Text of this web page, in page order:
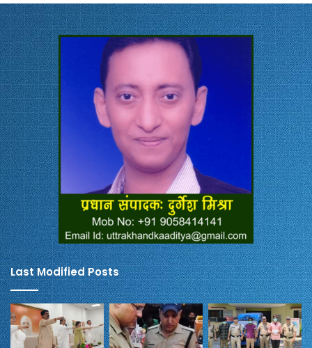
Last Modified Posts